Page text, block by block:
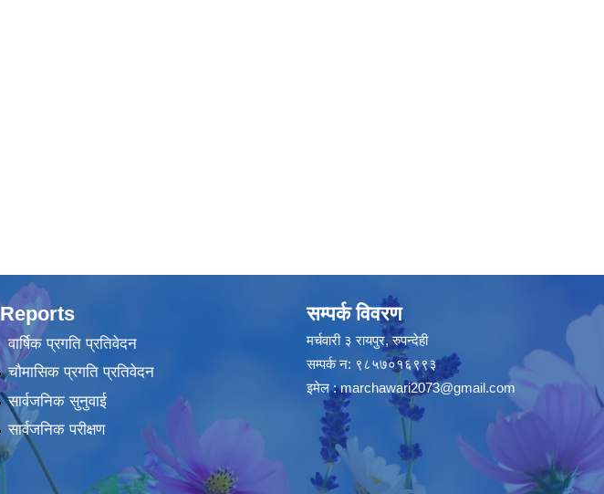
Reports
वार्षिक प्रगति प्रतिवेदन
चौमासिक प्रगति प्रतिवेदन
सार्वजनिक सुनुवाई
सार्वजनिक परीक्षण
सम्पर्क विवरण
मर्चवारी ३ रायपुर, रुपन्देही
सम्पर्क न: ९८५७०१६९९३
इमेल :marchawari2073@gmail.com